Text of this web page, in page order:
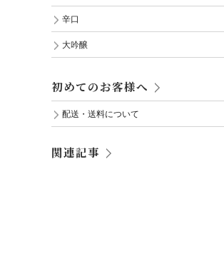
辛口
大吟醸
初めてのお客様へ
配送・送料について
関連記事